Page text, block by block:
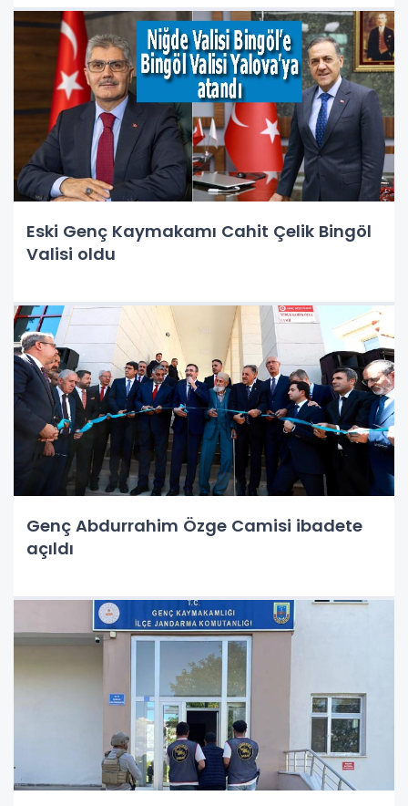
Eski Genç Kaymakamı Cahit Çelik Bingöl
Valisi oldu
Genç Abdurrahim Özge Camisi ibadete
açıldı